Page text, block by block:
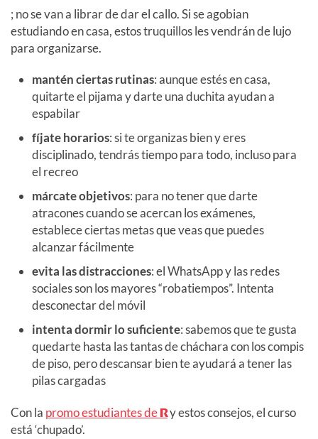
; no se van a librar de dar el callo. Si se agobian
estudiando en casa, estos truquillos les vendrán de lujo
para organizarse.
mantén ciertas rutinas: aunque estés en casa,
quitarte el pijama y darte una duchita ayudan a
espabilar
fíjate horarios: si te organizas bien y eres
disciplinado, tendrás tiempo para todo, incluso para
el recreo
márcate objetivos: para no tener que darte
atracones cuando se acercan los exámenes,
establece ciertas metas que veas que puedes
alcanzar fácilmente
evita las distracciones: el WhatsApp y las redes
sociales son los mayores “robatiempos”. Intenta
desconectar del móvil
intenta dormir lo suficiente: sabemos que te gusta
quedarte hasta las tantas de cháchara con los compis
de piso, pero descansar bien te ayudará a tener las
pilas cargadas
Con la promo estudiantes deRy estos consejos, el curso
está ‘chupado’.